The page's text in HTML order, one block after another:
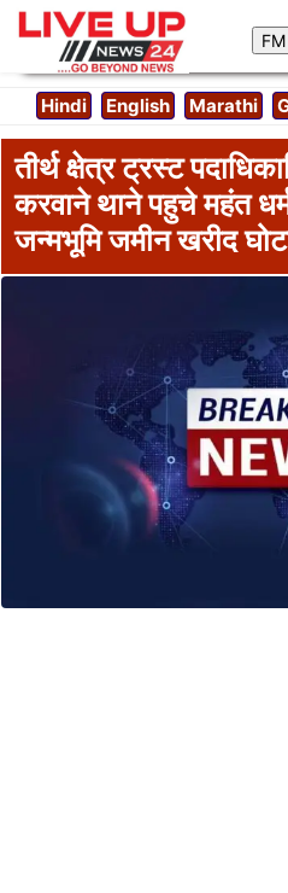
Hindi English Marathi
तीर्थ क्षेत्र ट्रस्ट
करवाने थाने पहुचे महंत
जन्मभूमि जमीन खरीद